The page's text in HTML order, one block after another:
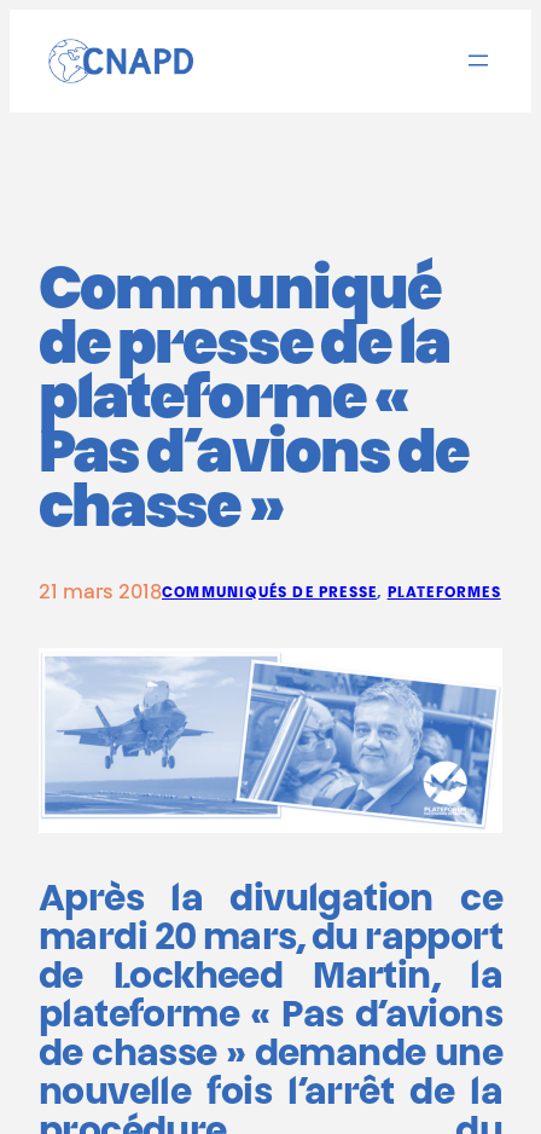
contenu
Communiqué
de presse de la
plateforme «
Pas d’avions de
chasse »
21 mars 2018COMMUNIQUÉS DE PRESSE, PLATEFORMES
Après la divulgation ce
mardi 20 mars, du rapport
de Lockheed Martin, la
plateforme « Pas d’avions
de chasse » demande une
nouvelle fois l’arrêt de la